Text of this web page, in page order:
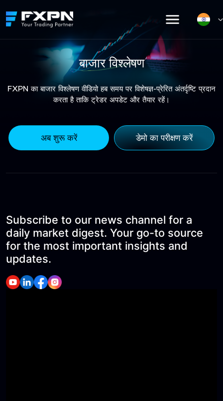
to
content
बाजार विश्लेषण
FXPN का बाजार विश्लेषण वीडियो हब समय पर विशेषज्ञ-प्रेरित अंतर्दृष्टि प्रदान
करता है ताकि ट्रेडर अपडेट और तैयार रहें।
अब शुरू करें डेमो का परीक्षण करें
Subscribe to our news channel for a
daily market digest. Your go-to source
for the most important insights and
updates.